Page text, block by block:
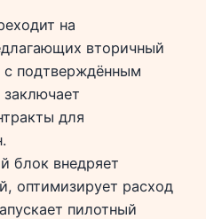
на
вторичный
с подтверждённым
для
блок внедряет
оптимизирует расход
пилотный